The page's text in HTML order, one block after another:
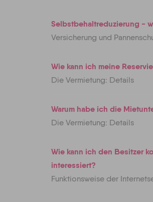
Selbstbehaltreduzierung -
Versicherung und
Wie kann ich meine
Die Vermietung: Details
Warum habe ich die
Die Vermietung: Details
Wie kann ich den Besitzer
interessiert?
Funktionsweise der